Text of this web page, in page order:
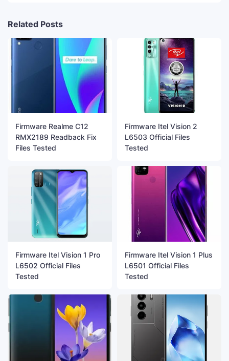
Related Posts
Firmware Realme C12
RMX2189 Readback Fix
Files Tested
Firmware Itel Vision 2
L6503 Official Files
Tested
Firmware Itel Vision 1 Pro
L6502 Official Files
Tested
Firmware Itel Vision 1 Plus
L6501 Official Files
Tested